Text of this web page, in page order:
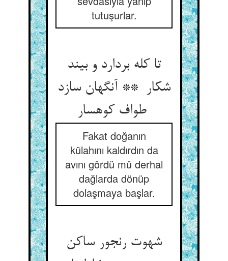
tutuşurlar.
تا کله بردارد و بیند
شکار ** آنگهان سازد
Fakat doğanın
külahını kaldırdın da
avını gördü mü derhal
dağlarda dönüp
dolaşmaya başlar.
شهوت رنجور ساکن